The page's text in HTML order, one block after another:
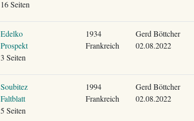
16 Seiten
Edelko
Prospekt
3 Seiten
1934
Frankreich
Gerd Böttcher
02.08.2022
Soubitez
Faltblatt
5 Seiten
1994
Frankreich
Gerd Böttcher
02.08.2022